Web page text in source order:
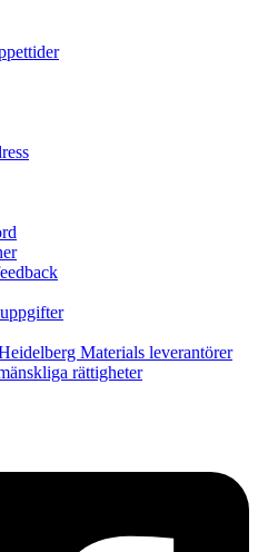
Materials leverantörer
rättigheter